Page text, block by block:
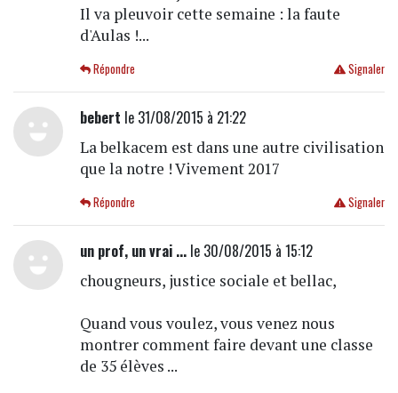
Il va pleuvoir cette semaine : la faute
d'Aulas !...
Signaler
Répondre
bebert le 31/08/2015 à 21:22
La belkacem est dans une autre civilisation
que la notre ! Vivement 2017
Signaler
Répondre
un prof, un vrai ...le 30/08/2015 à 15:12
chougneurs, justice sociale et bellac,
Quand vous voulez, vous venez nous
montrer comment faire devant une classe
de 35 élèves ...